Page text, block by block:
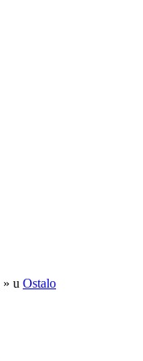
» u Ostalo